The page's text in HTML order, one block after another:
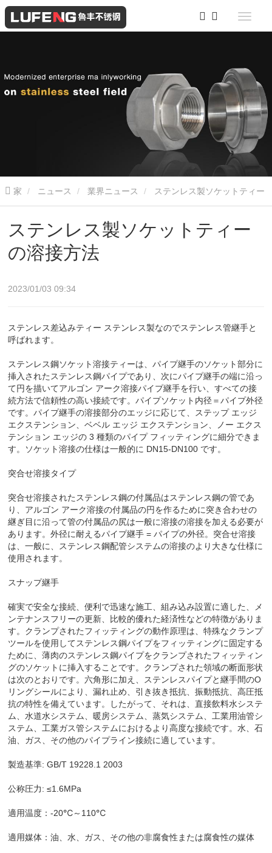
家 ニュース 業界ニュース
ステンレス製ソケットティー
の溶接方法
2023/01/03 09:34
ステンレス差込みティー ステンレス製なのでステンレス管継手と
呼ばれます。
ステンレス鋼ソケット溶接ティーは、パイプ継手のソケット部分に
挿入されたステンレス鋼パイプであり、次にパイプ継手の端に沿っ
て円を描いてアルゴン アーク溶接パイプ継手を行い、すべての接
続方法で信頼性の高い接続です。パイプソケット内径＝パイプ外径
です。パイプ継手の溶接部分のエッジに応じて、ステップ エッジ
エクステンション、ベベル エッジ エクステンション、ノー エクス
テンション エッジの 3 種類のパイプ フィッティングに細分できま
す。ソケット溶接の仕様は一般的に DN15-DN100 です。
突合せ溶接タイプ
突合せ溶接されたステンレス鋼の付属品はステンレス鋼の管であ
り、アルゴン アーク溶接の付属品の円を作るために突き合わせの
継ぎ目に沿って管の付属品の尻は一般に溶接の溶接を加える必要が
あります。外径に耐えるパイプ継手 = パイプの外径。突合せ溶接
は、一般に、ステンレス鋼配管システムの溶接のより大きな仕様に
使用されます。
スナップ継手
確実で安全な接続、便利で迅速な施工、組み込み設置に適した、メ
ンテナンスフリーの更新、比較的優れた経済性などの特徴がありま
す。クランプされたフィッティングの動作原理は、特殊なクランプ
ツールを使用してステンレス鋼パイプをフィッティングに固定する
ために、薄肉のステンレス鋼パイプをクランプされたフィッティン
グのソケットに挿入することです。クランプされた領域の断面形状
は次のとおりです。六角形に加え、ステンレスパイプと継手間のO
リングシールにより、漏れ止め、引き抜き抵抗、振動抵抗、高圧抵
抗の特性を備えています。したがって、それは、直接飲料水システ
ム、水道水システム、暖房システム、蒸気システム、工業用油管シ
ステム、工業ガス管システムにおけるより高度な接続です。水、石
油、ガス、その他のパイプライン接続に適しています。
製造基準: GB/T 19228.1 2003
公称圧力: ≤1.6MPa
適用温度：-20℃～110℃
適用媒体：油、水、ガス、その他の非腐食性または腐食性の媒体